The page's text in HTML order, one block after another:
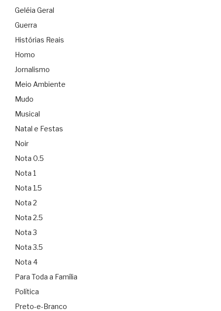
Geléia Geral
Guerra
Histórias Reais
Homo
Jornalismo
Meio Ambiente
Mudo
Musical
Natal e Festas
Noir
Nota 0.5
Nota 1
Nota 1.5
Nota 2
Nota 2.5
Nota 3
Nota 3.5
Nota 4
Para Toda a Família
Política
Preto-e-Branco